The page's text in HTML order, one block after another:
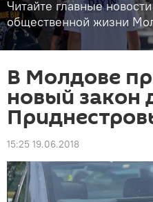
Читайте главные
общественной жизни
В Молдове
новый закон
15:25 19.06.2018